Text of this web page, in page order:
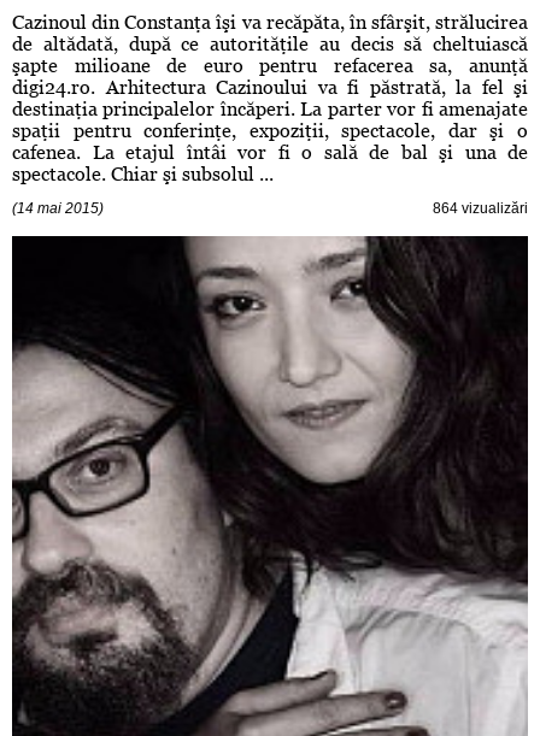
Cazinoul din Constanţa îşi va recăpăta, în sfârşit, strălucirea
de altădată, după ce autorităţile au decis să cheltuiască
şapte milioane de euro pentru refacerea sa, anunţă
digi24.ro. Arhitectura Cazinoului va fi păstrată, la fel şi
destinaţia principalelor încăperi. La parter vor fi amenajate
spaţii pentru conferinţe, expoziţii, spectacole, dar şi o
cafenea. La etajul întâi vor fi o sală de bal şi una de
spectacole. Chiar şi subsolul ...
(14 mai 2015) 864 vizualizări